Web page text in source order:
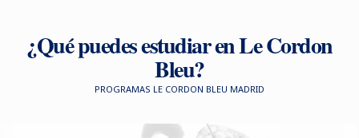
¿Qué puedes estudiar en Le Cordon
Bleu?
PROGRAMAS LE CORDON BLEU MADRID